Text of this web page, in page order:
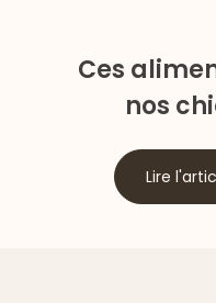
Ces
nos
Lire